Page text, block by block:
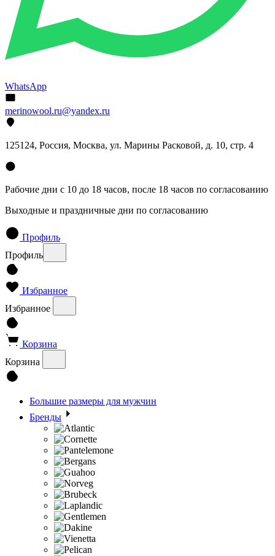
WhatsApp
merinowool.ru@yandex.ru
125124, Россия, Москва, ул. Марины Расковой, д. 10, стр. 4
Рабочие дни с 10 до 18 часов, после 18 часов по согласованию
Выходные и праздничные дни по согласованию
Профиль
Профиль
Избранное
Избранное
Корзина
Корзина
Большие размеры для мужчин
Бренды